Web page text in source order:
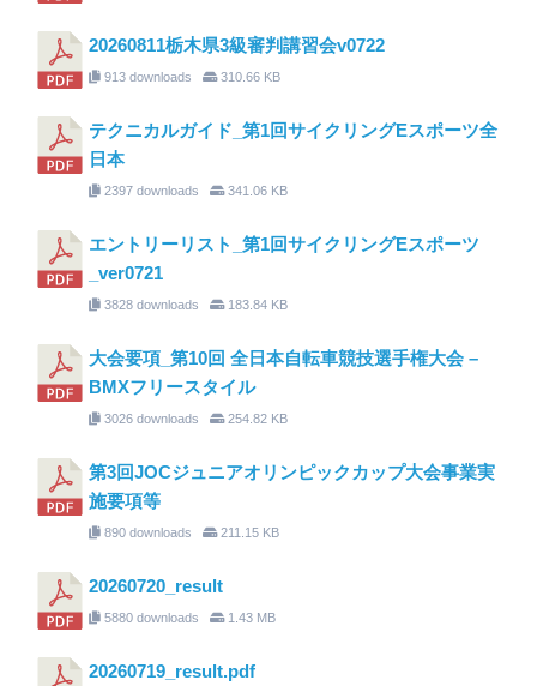
20260811栃木県3級審判講習会v0722
913 downloads 310.66 KB
テクニカルガイド_第1回サイクリングEスポーツ全
日本
2397 downloads 341.06 KB
エントリーリスト_第1回サイクリングEスポーツ
_ver0721
3828 downloads 183.84 KB
大会要項_第10回 全日本自転車競技選手権大会 –
BMXフリースタイル
3026 downloads 254.82 KB
第3回JOCジュニアオリンピックカップ大会事業実
施要項等
890 downloads 211.15 KB
20260720_result
5880 downloads 1.43 MB
20260719_result.pdf